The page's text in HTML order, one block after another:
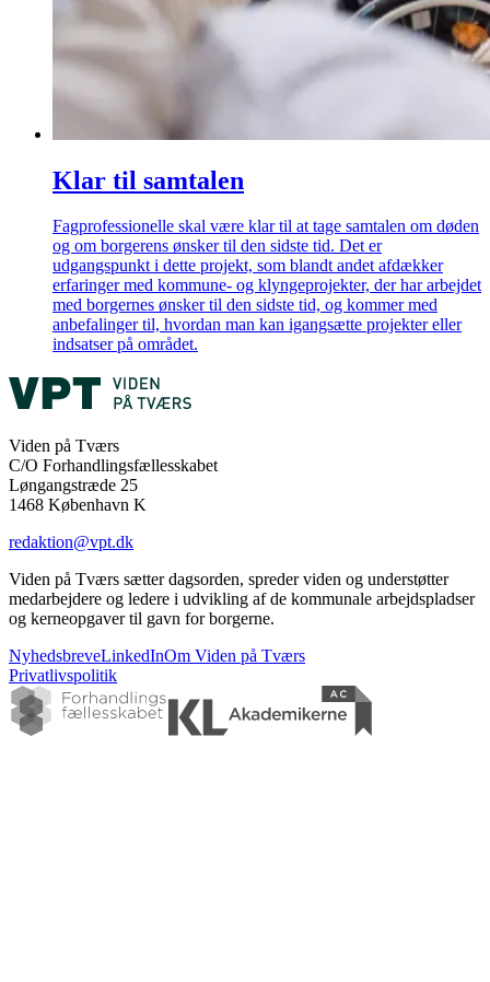
Klar til samtalen
Fagprofessionelle skal være klar til at tage samtalen om døden
og om borgerens ønsker til den sidste tid. Det er
udgangspunkt i dette projekt, som blandt andet afdækker
erfaringer med kommune- og klyngeprojekter, der har arbejdet
med borgernes ønsker til den sidste tid, og kommer med
anbefalinger til, hvordan man kan igangsætte projekter eller
indsatser på området.
Viden på Tværs
C/O Forhandlingsfællesskabet
Løngangstræde 25
1468 København K
redaktion@vpt.dk
Viden på Tværs sætter dagsorden, spreder viden og understøtter
medarbejdere og ledere i udvikling af de kommunale arbejdspladser
og kerneopgaver til gavn for borgerne.
NyhedsbreveLinkedInOm Viden på Tværs
Privatlivspolitik